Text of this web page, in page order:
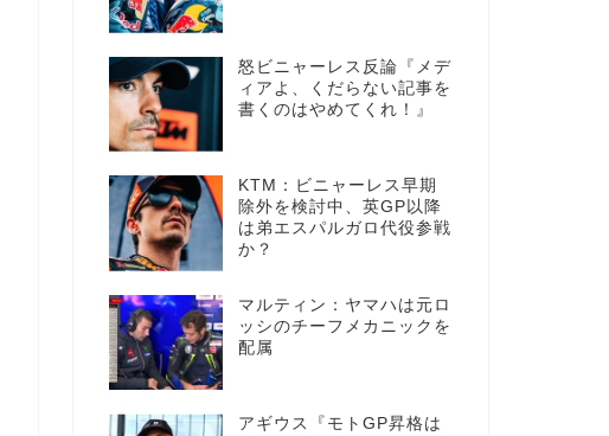
怒ビニャーレス反論『メデ
ィアよ、くだらない記事を
書くのはやめてくれ！』
KTM：ビニャーレス早期
除外を検討中、英GP以降
は弟エスパルガロ代役参戦
か？
マルティン：ヤマハは元ロ
ッシのチーフメカニックを
配属
アギウス『モトGP昇格は